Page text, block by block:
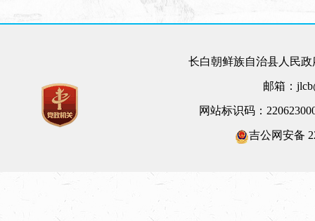
长白朝鲜族自治县人民
邮箱：
网站标识码：
吉公网安备